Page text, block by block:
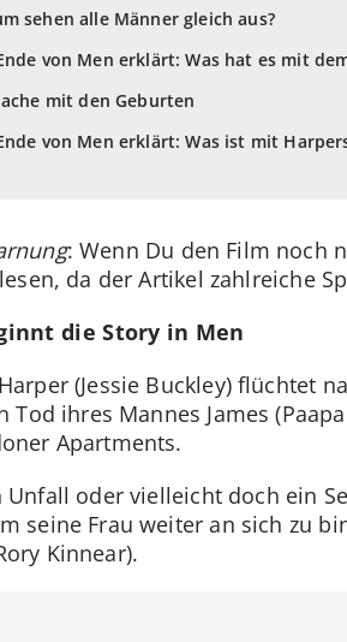
sehen alle Männer gleich aus?
von Men erklärt: Was hat es mit
mit den Geburten
von Men erklärt: Was ist mit
: Wenn Du den Film noch
da der Artikel zahlreiche
die Story in Men
(Jessie Buckley) flüchtet
Tod ihres Mannes James
Apartments.
Unfall oder vielleicht doch ein
seine Frau weiter an sich zu
Kinnear).